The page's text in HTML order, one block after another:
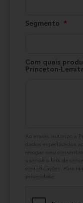
Segmento
Com quais
Princeton-
Ao enviar, autorizo ​​a
dados especificados
revogar meu
usando o link de
comunicações. Para